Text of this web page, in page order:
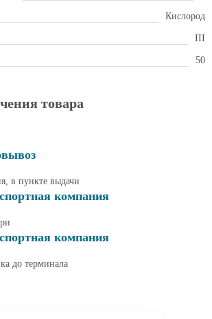
Кислород
III
50
товара
в пункте выдачи
компания
компания
до терминала